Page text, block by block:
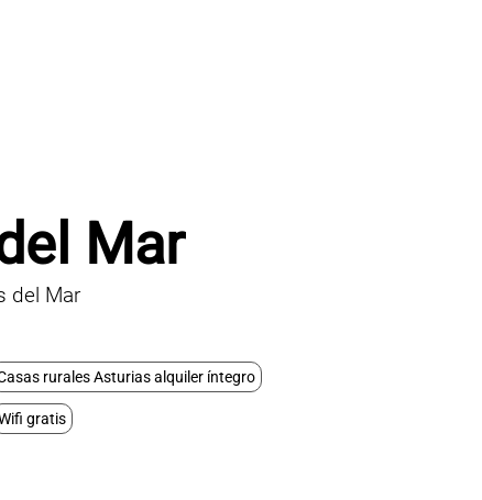
Mar
del Mar
rurales Asturias alquiler íntegro
gratis